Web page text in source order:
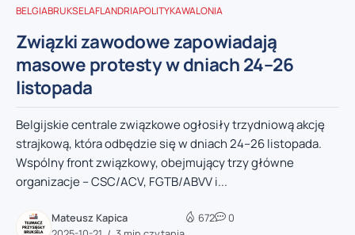
BELGIABRUKSELAFLANDRIAPOLITYKAWALONIA
Związki zawodowe zapowiadają
masowe protesty w dniach 24–26
listopada
Belgijskie centrale związkowe ogłosiły trzydniową akcję
strajkową, która odbędzie się w dniach 24–26 listopada.
Wspólny front związkowy, obejmujący trzy główne
organizacje – CSC/ACV, FGTB/ABVV i...
Mateusz Kapica
672 0